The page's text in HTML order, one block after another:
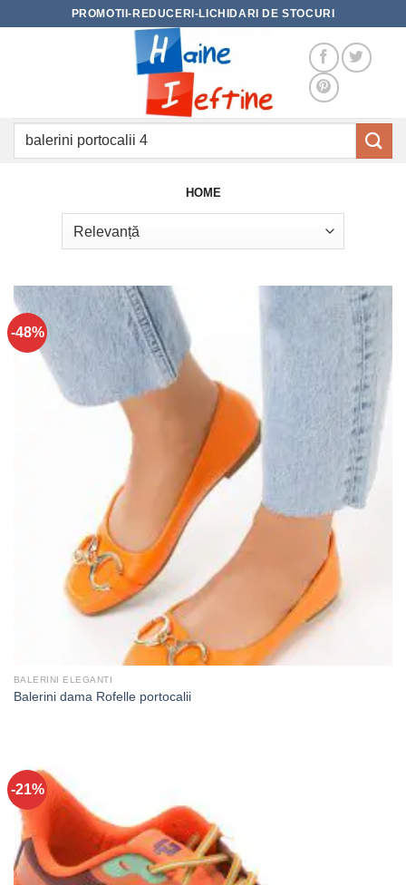
PROMOTII-REDUCERI-LICHIDARI DE STOCURI
Caută
HOME
-48%
BALERINI ELEGANTI
Balerini dama Rofelle portocalii
-21%